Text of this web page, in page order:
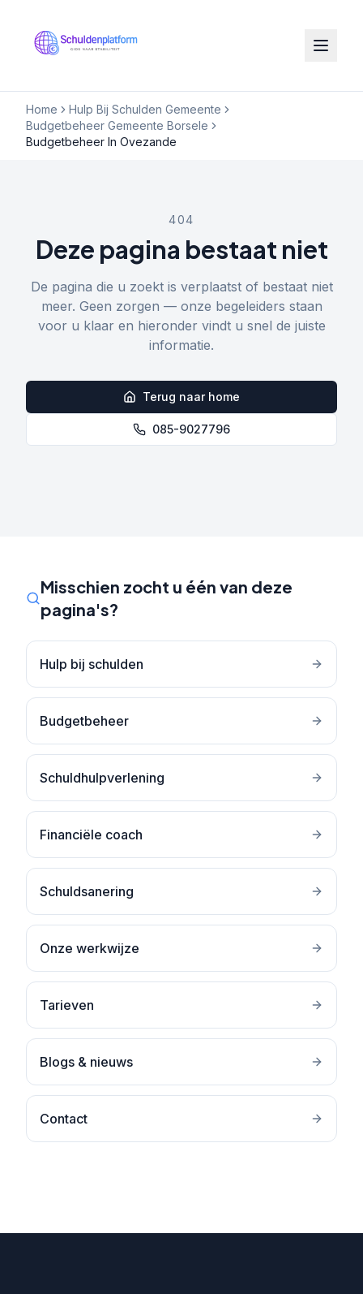
Home
Hulp Bij Schulden Gemeente
Budgetbeheer Gemeente Borsele
Budgetbeheer In Ovezande
404
Deze pagina bestaat niet
De pagina die u zoekt is verplaatst of bestaat niet
meer. Geen zorgen — onze begeleiders staan
voor u klaar en hieronder vindt u snel de juiste
informatie.
Terug naar home
085-9027796
Misschien zocht u één van deze
pagina's?
Hulp bij schulden
Budgetbeheer
Schuldhulpverlening
Financiële coach
Schuldsanering
Onze werkwijze
Tarieven
Blogs & nieuws
Contact